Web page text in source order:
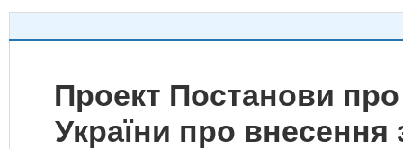
Проект Постанови
України про внесення